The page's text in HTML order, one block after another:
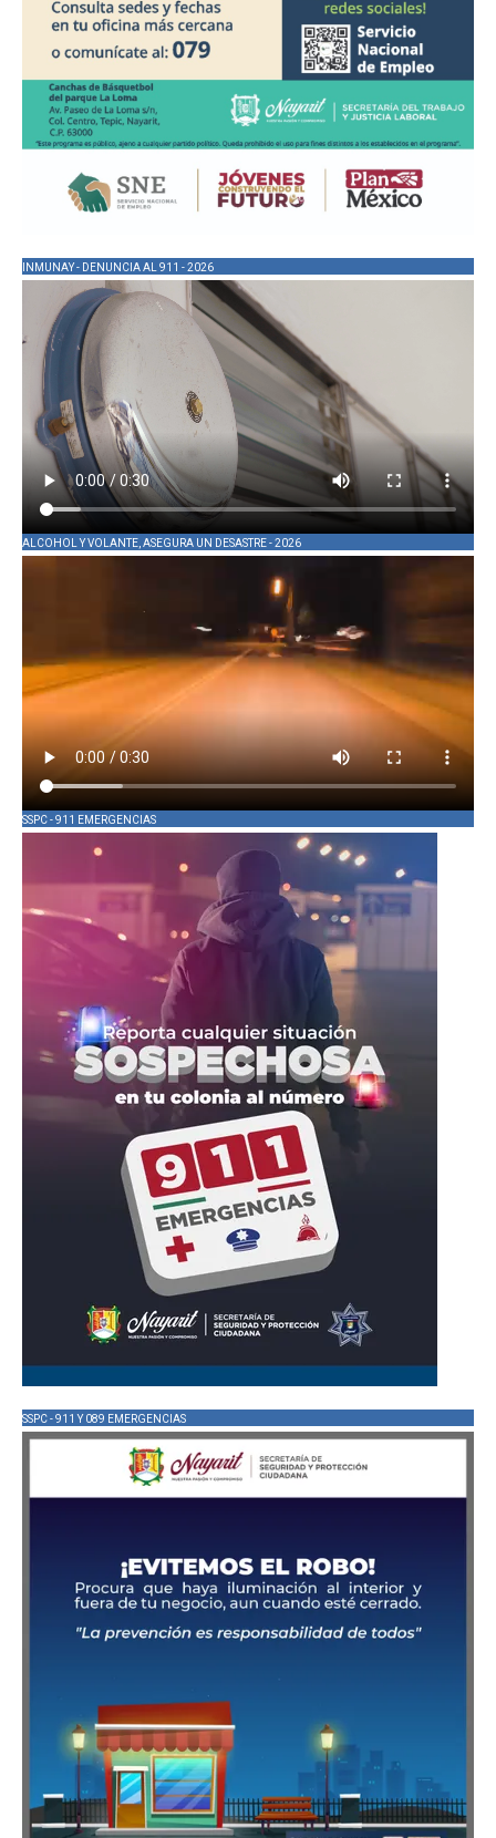
INMUNAY - DENUNCIA AL 911 - 2026
ALCOHOL Y VOLANTE, ASEGURA UN DESASTRE - 2026
SSPC - 911 EMERGENCIAS
SSPC - 911 Y 089 EMERGENCIAS